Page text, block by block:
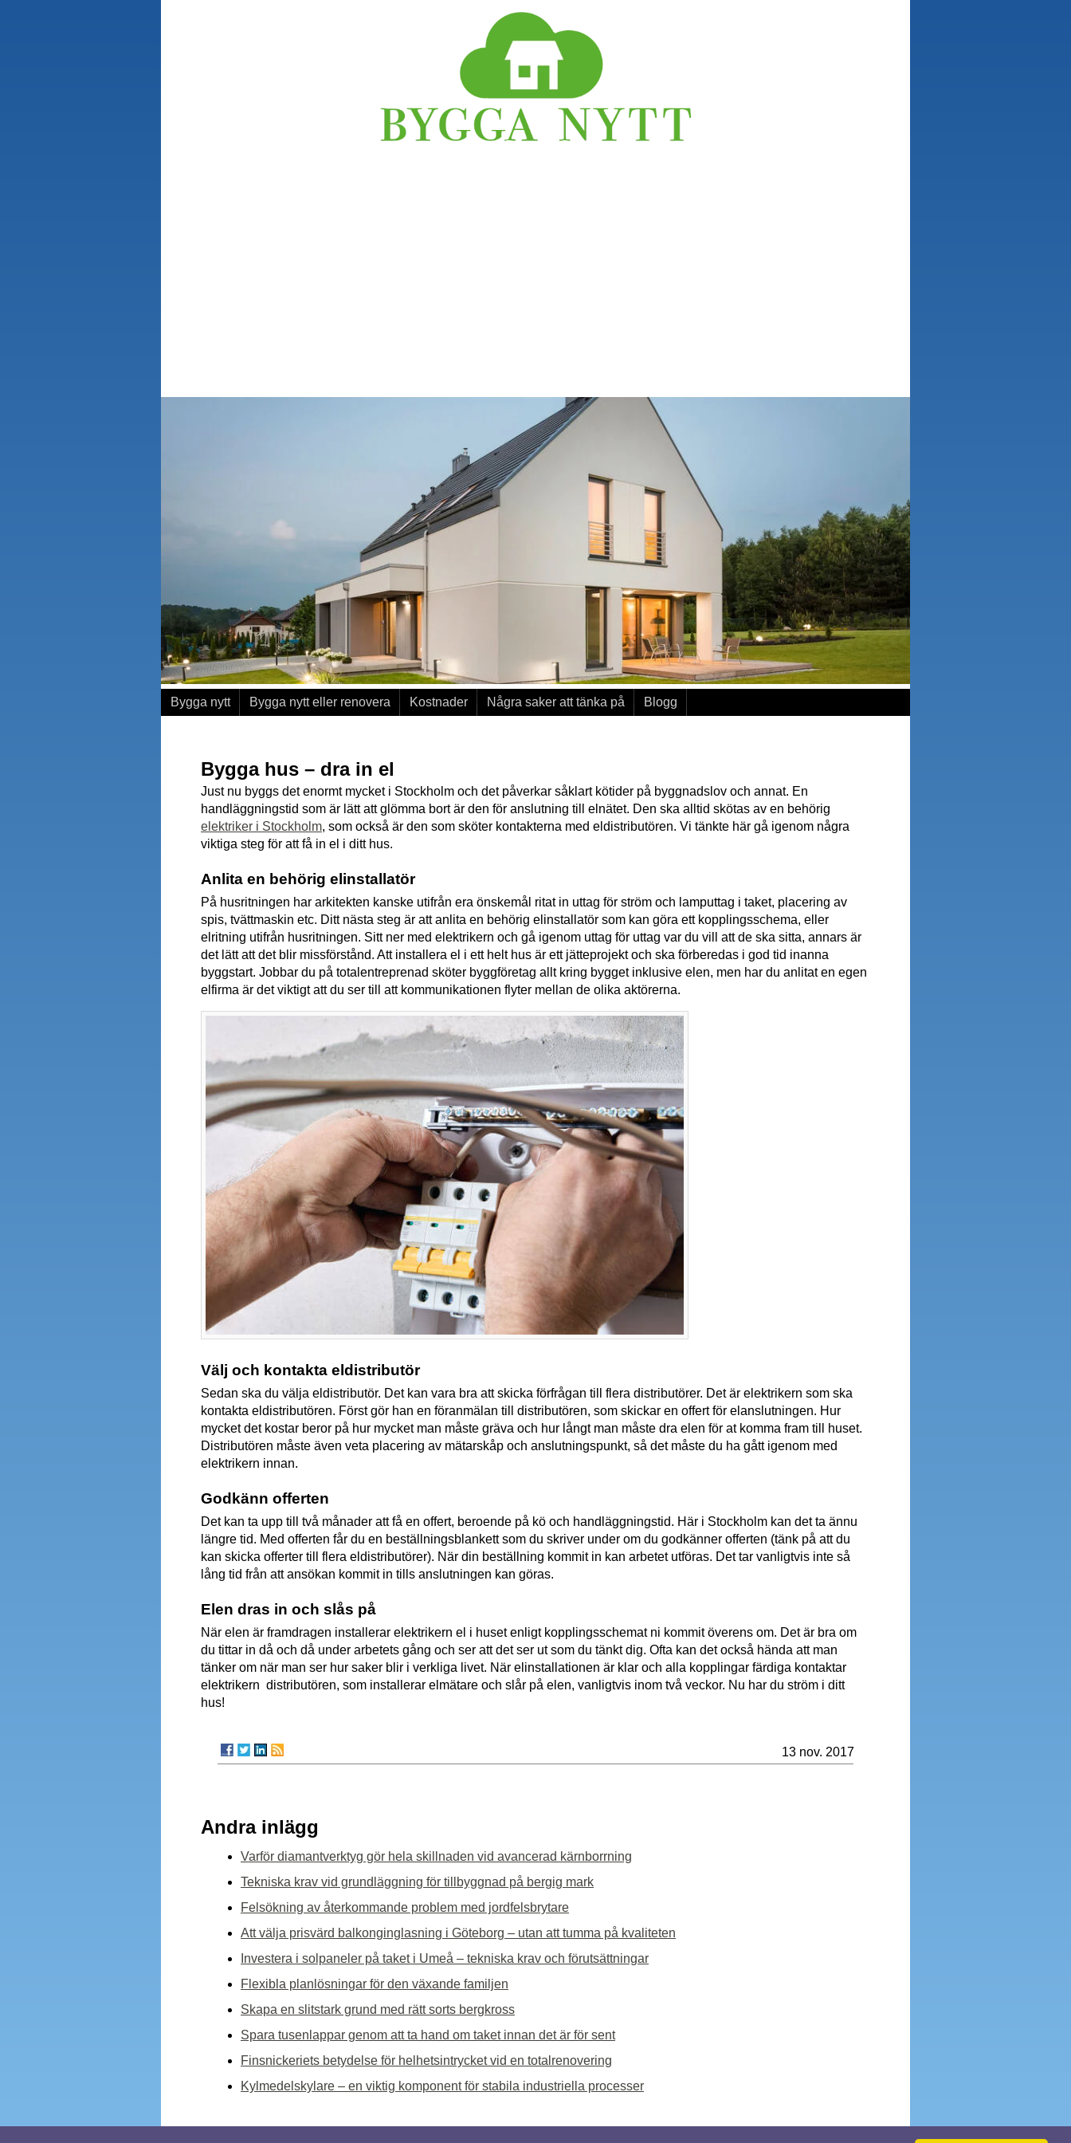
Bygga nytt Bygga nytt eller renovera Kostnader Några saker att tänka på Blogg
Bygga hus – dra in el
Just nu byggs det enormt mycket i Stockholm och det påverkar såklart kötider på byggnadslov och annat. En
handläggningstid som är lätt att glömma bort är den för anslutning till elnätet. Den ska alltid skötas av en behörig
elektriker i Stockholm, som också är den som sköter kontakterna med eldistributören. Vi tänkte här gå igenom några
viktiga steg för att få in el i ditt hus.
Anlita en behörig elinstallatör
På husritningen har arkitekten kanske utifrån era önskemål ritat in uttag för ström och lamputtag i taket, placering av
spis, tvättmaskin etc. Ditt nästa steg är att anlita en behörig elinstallatör som kan göra ett kopplingsschema, eller
elritning utifrån husritningen. Sitt ner med elektrikern och gå igenom uttag för uttag var du vill att de ska sitta, annars är
det lätt att det blir missförstånd. Att installera el i ett helt hus är ett jätteprojekt och ska förberedas i god tid inanna
byggstart. Jobbar du på totalentreprenad sköter byggföretag allt kring bygget inklusive elen, men har du anlitat en egen
elfirma är det viktigt att du ser till att kommunikationen flyter mellan de olika aktörerna.
Välj och kontakta eldistributör
Sedan ska du välja eldistributör. Det kan vara bra att skicka förfrågan till flera distributörer. Det är elektrikern som ska
kontakta eldistributören. Först gör han en föranmälan till distributören, som skickar en offert för elanslutningen. Hur
mycket det kostar beror på hur mycket man måste gräva och hur långt man måste dra elen för at komma fram till huset.
Distributören måste även veta placering av mätarskåp och anslutningspunkt, så det måste du ha gått igenom med
elektrikern innan.
Godkänn offerten
Det kan ta upp till två månader att få en offert, beroende på kö och handläggningstid. Här i Stockholm kan det ta ännu
längre tid. Med offerten får du en beställningsblankett som du skriver under om du godkänner offerten (tänk på att du
kan skicka offerter till flera eldistributörer). När din beställning kommit in kan arbetet utföras. Det tar vanligtvis inte så
lång tid från att ansökan kommit in tills anslutningen kan göras.
Elen dras in och slås på
När elen är framdragen installerar elektrikern el i huset enligt kopplingsschemat ni kommit överens om. Det är bra om
du tittar in då och då under arbetets gång och ser att det ser ut som du tänkt dig. Ofta kan det också hända att man
tänker om när man ser hur saker blir i verkliga livet. När elinstallationen är klar och alla kopplingar färdiga kontaktar
elektrikern distributören, som installerar elmätare och slår på elen, vanligtvis inom två veckor. Nu har du ström i ditt
hus!
13 nov. 2017
Andra inlägg
Varför diamantverktyg gör hela skillnaden vid avancerad kärnborrning
Tekniska krav vid grundläggning för tillbyggnad på bergig mark
Felsökning av återkommande problem med jordfelsbrytare
Att välja prisvärd balkonginglasning i Göteborg – utan att tumma på kvaliteten
Investera i solpaneler på taket i Umeå – tekniska krav och förutsättningar
Flexibla planlösningar för den växande familjen
Skapa en slitstark grund med rätt sorts bergkross
Spara tusenlappar genom att ta hand om taket innan det är för sent
Finsnickeriets betydelse för helhetsintrycket vid en totalrenovering
Kylmedelskylare – en viktig komponent för stabila industriella processer